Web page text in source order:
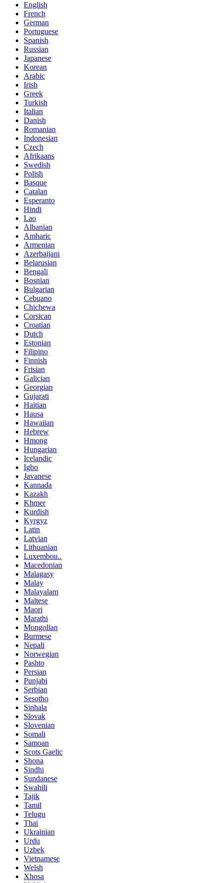
English
French
German
Portuguese
Spanish
Russian
Japanese
Korean
Arabic
Irish
Greek
Turkish
Italian
Danish
Romanian
Indonesian
Czech
Afrikaans
Swedish
Polish
Basque
Catalan
Esperanto
Hindi
Lao
Albanian
Amharic
Armenian
Azerbaijani
Belarusian
Bengali
Bosnian
Bulgarian
Cebuano
Chichewa
Corsican
Croatian
Dutch
Estonian
Filipino
Finnish
Frisian
Galician
Georgian
Gujarati
Haitian
Hausa
Hawaiian
Hebrew
Hmong
Hungarian
Icelandic
Igbo
Javanese
Kannada
Kazakh
Khmer
Kurdish
Kyrgyz
Latin
Latvian
Lithuanian
Luxembou..
Macedonian
Malagasy
Malay
Malayalam
Maltese
Maori
Marathi
Mongolian
Burmese
Nepali
Norwegian
Pashto
Persian
Punjabi
Serbian
Sesotho
Sinhala
Slovak
Slovenian
Somali
Samoan
Scots Gaelic
Shona
Sindhi
Sundanese
Swahili
Tajik
Tamil
Telugu
Thai
Ukrainian
Urdu
Uzbek
Vietnamese
Welsh
Xhosa